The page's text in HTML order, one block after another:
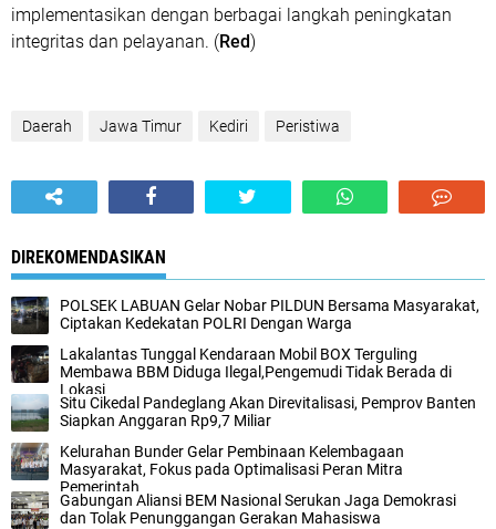
implementasikan dengan berbagai langkah peningkatan
integritas dan pelayanan. (Red)
Daerah Jawa Timur Kediri Peristiwa
DIREKOMENDASIKAN
POLSEK LABUAN Gelar Nobar PILDUN Bersama Masyarakat,
Ciptakan Kedekatan POLRI Dengan Warga
Lakalantas Tunggal Kendaraan Mobil BOX Terguling
Membawa BBM Diduga Ilegal,Pengemudi Tidak Berada di
Lokasi
Situ Cikedal Pandeglang Akan Direvitalisasi, Pemprov Banten
Siapkan Anggaran Rp9,7 Miliar
Kelurahan Bunder Gelar Pembinaan Kelembagaan
Masyarakat, Fokus pada Optimalisasi Peran Mitra
Pemerintah
Gabungan Aliansi BEM Nasional Serukan Jaga Demokrasi
dan Tolak Penunggangan Gerakan Mahasiswa